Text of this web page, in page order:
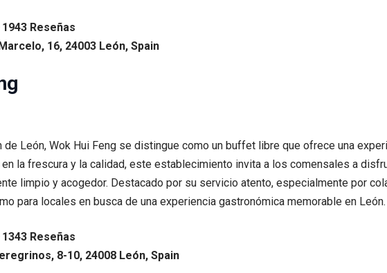
Reseñas
16, 24003 León, Spain
de León, Wok Hui Feng se distingue como un buffet libre que ofrece una
en la frescura y la calidad, este establecimiento invita a los comensales a
limpio y acogedor. Destacado por su servicio atento, especialmente por
para locales en busca de una experiencia gastronómica memorable en León.
Reseñas
8-10, 24008 León, Spain